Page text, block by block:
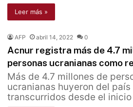
Leer más »
AFP abril 14, 2022 0
Acnur registra más de 4.7
personas ucranianas como
Más de 4.7 millones de
ucranianas huyeron del
transcurridos desde el